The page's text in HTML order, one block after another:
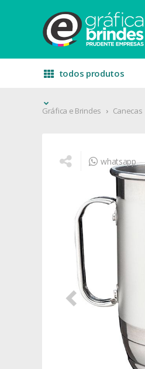
todos produtos
Gráfica e Brindes Canecas
whatsapp